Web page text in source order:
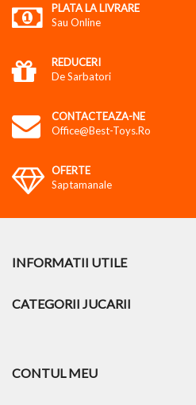
PLATA LA LIVRARE
Sau Online
REDUCERI
De Sarbatori
CONTACTEAZA-NE
Office@best-Toys.ro
OFERTE
Saptamanale
INFORMATII UTILE
CATEGORII JUCARII
CONTUL MEU